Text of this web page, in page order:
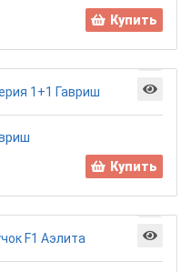
Купить
Купить